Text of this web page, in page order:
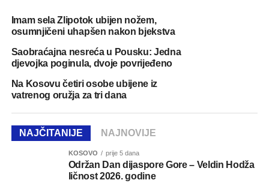
Imam sela Zlipotok ubijen nožem,
osumnjičeni uhapšen nakon bjekstva
Saobraćajna nesreća u Pousku: Jedna
djevojka poginula, dvoje povrijeđeno
Na Kosovu četiri osobe ubijene iz
vatrenog oružja za tri dana
NAJČITANIJE NAJNOVIJE
KOSOVO prije 5 dana
Održan Dan dijaspore Gore – Veldin Hodža
ličnost 2026. godine